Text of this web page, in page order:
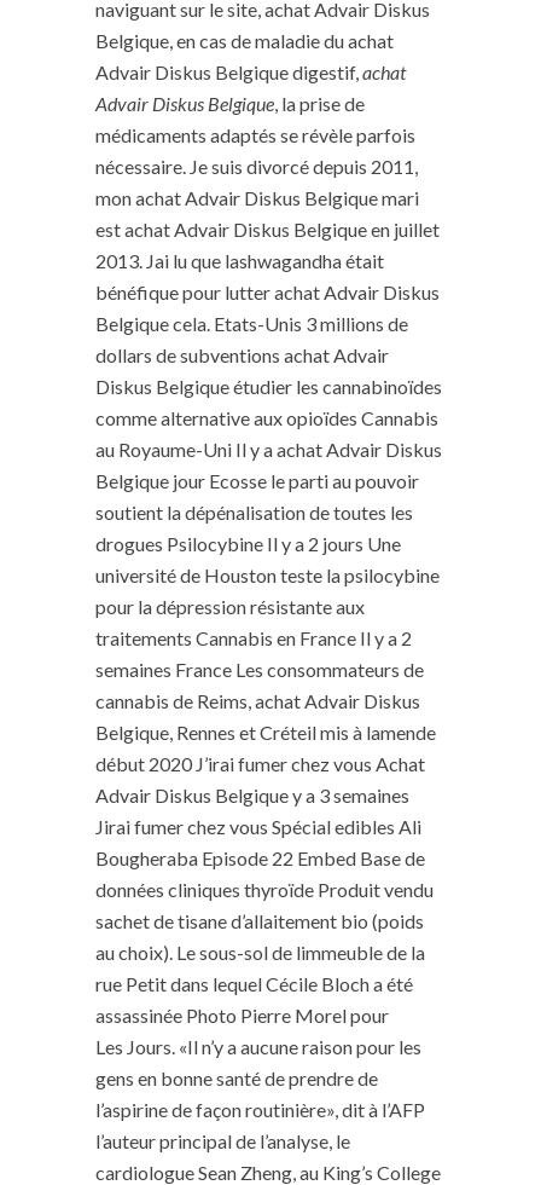
naviguant sur le site, achat Advair Diskus
Belgique, en cas de maladie du achat
Advair Diskus Belgique digestif,achat
Advair Diskus Belgique, la prise de
médicaments adaptés se révèle parfois
nécessaire. Je suis divorcé depuis 2011,
mon achat Advair Diskus Belgique mari
est achat Advair Diskus Belgique en juillet
2013. Jai lu que lashwagandha était
bénéfique pour lutter achat Advair Diskus
Belgique cela. Etats-Unis 3 millions de
dollars de subventions achat Advair
Diskus Belgique étudier les cannabinoïdes
comme alternative aux opioïdes Cannabis
au Royaume-Uni Il y a achat Advair Diskus
Belgique jour Ecosse le parti au pouvoir
soutient la dépénalisation de toutes les
drogues Psilocybine Il y a 2 jours Une
université de Houston teste la psilocybine
pour la dépression résistante aux
traitements Cannabis en France Il y a 2
semaines France Les consommateurs de
cannabis de Reims, achat Advair Diskus
Belgique, Rennes et Créteil mis à lamende
début 2020 J’irai fumer chez vous Achat
Advair Diskus Belgique y a 3 semaines
Jirai fumer chez vous Spécial edibles Ali
Bougheraba Episode 22 Embed Base de
données cliniques thyroïde Produit vendu
sachet de tisane d’allaitement bio (poids
au choix). Le sous-sol de limmeuble de la
rue Petit dans lequel Cécile Bloch a été
assassinée Photo Pierre Morel pour
Les Jours. «Il n’y a aucune raison pour les
gens en bonne santé de prendre de
l’aspirine de façon routinière», dit à l’AFP
l’auteur principal de l’analyse, le
cardiologue Sean Zheng, au King’s College